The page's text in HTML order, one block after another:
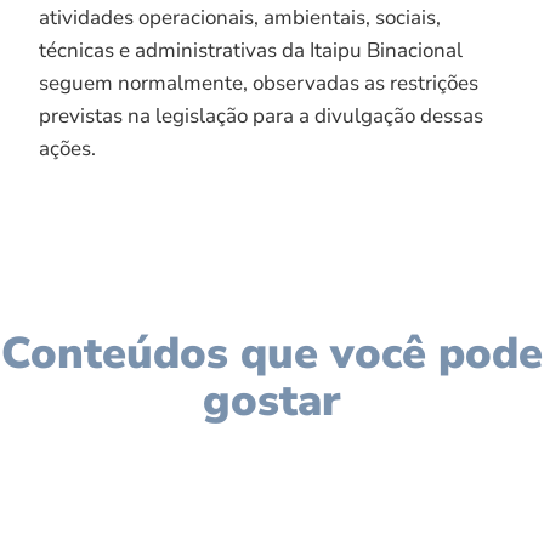
atividades operacionais, ambientais, sociais,
técnicas e administrativas da Itaipu Binacional
seguem normalmente, observadas as restrições
previstas na legislação para a divulgação dessas
ações.
Conteúdos que você pode
gostar